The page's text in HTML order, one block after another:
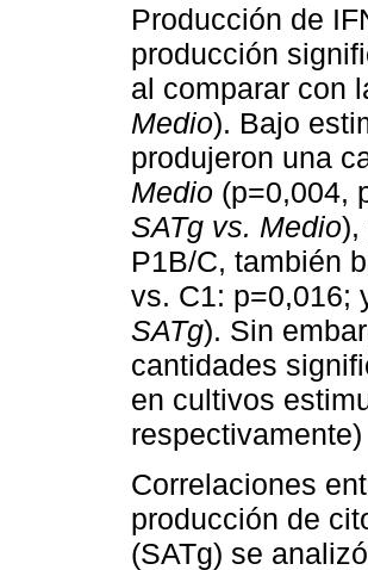
Producción de
producción
al comparar con
Medio). Bajo
produjeron una
Medio (p=0,004,
SATg vs. Medio),
P1B/C, también
vs. C1: p=0,016;
SATg). Sin
cantidades
en cultivos
respectivamente)
Correlaciones
producción de
(SATg) se